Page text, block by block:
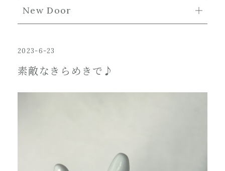
New Door
2023-6-23
素敵なきらめきで♪